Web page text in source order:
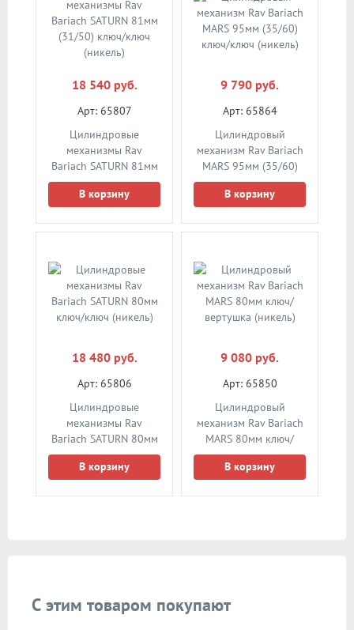
18 540 руб.
Арт: 65807
Цилиндровые
механизмы Rav
Bariach SATURN 81мм
(31/50) ключ/ключ
(никель)
В корзину
9 790 руб.
Арт: 65864
Цилиндровый
механизм Rav Bariach
MARS 95мм (35/60)
ключ/ключ (никель)
В корзину
18 480 руб.
Арт: 65806
Цилиндровые
механизмы Rav
Bariach SATURN 80мм
ключ/ключ (никель)
В корзину
9 080 руб.
Арт: 65850
Цилиндровый
механизм Rav Bariach
MARS 80мм ключ/
вертушка (никель)
В корзину
С этим товаром покупают